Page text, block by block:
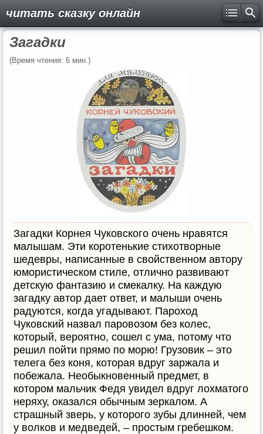
читать сказку онлайн
Загадки
(Время чтения: 6 мин.)
Загадки Корнея Чуковского очень нравятся
малышам. Эти коротенькие стихотворные
шедевры, написанные в свойственном автору
юмористическом стиле, отлично развивают
детскую фантазию и смекалку. На каждую
загадку автор дает ответ, и малыши очень
радуются, когда угадывают. Пароход
Чуковский назвал паровозом без колес,
который, вероятно, сошел с ума, потому что
решил пойти прямо по морю! Грузовик – это
телега без коня, которая вдруг заржала и
побежала. Необыкновенный предмет, в
котором мальчик Федя увидел вдруг лохматого
неряху, оказался обычным зеркалом. А
страшный зверь, у которого зубы длинней, чем
у волков и медведей, – простым гребешком.